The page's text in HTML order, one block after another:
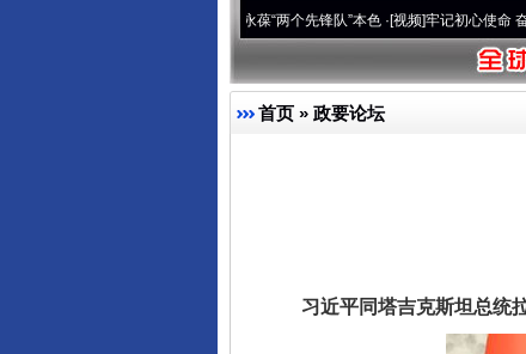
永葆“两个先锋队”本色·[视频]牢记初心使命 奋进复兴征程
首页 » 政要论坛
习近平同塔吉克斯坦总统